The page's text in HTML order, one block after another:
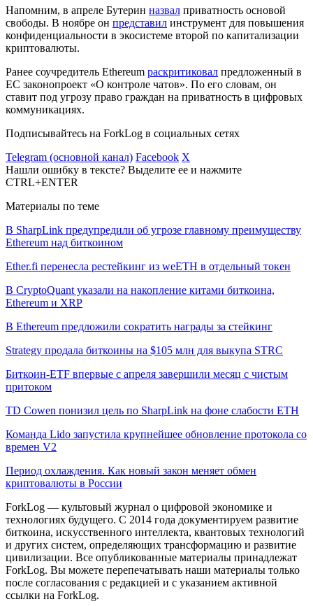
Напомним, в апреле Бутерин назвал приватность основой
свободы. В ноябре он представил инструмент для повышения
конфиденциальности в экосистеме второй по капитализации
криптовалюты.
Ранее соучредитель Ethereum раскритиковал предложенный в
ЕС законопроект «О контроле чатов». По его словам, он
ставит под угрозу право граждан на приватность в цифровых
коммуникациях.
Подписывайтесь на ForkLog в социальных сетях
Telegram (основной канал) Facebook X
Нашли ошибку в тексте? Выделите ее и нажмите
CTRL+ENTER
Материалы по теме
В SharpLink предупредили об угрозе главному преимуществу
Ethereum над биткоином
Ether.fi перенесла рестейкинг из weETH в отдельный токен
В CryptoQuant указали на накопление китами биткоина,
Ethereum и XRP
В Ethereum предложили сократить награды за стейкинг
Strategy продала биткоины на $105 млн для выкупа STRC
Биткоин-ETF впервые с апреля завершили месяц с чистым
притоком
TD Cowen понизил цель по SharpLink на фоне слабости ETH
Команда Lido запустила крупнейшее обновление протокола со
времен V2
Период охлаждения. Как новый закон меняет обмен
криптовалюты в России
ForkLog — культовый журнал о цифровой экономике и
технологиях будущего. С 2014 года документируем развитие
биткоина, искусственного интеллекта, квантовых технологий
и других систем, определяющих трансформацию и развитие
цивилизации. Все опубликованные материалы принадлежат
ForkLog. Вы можете перепечатывать наши материалы только
после согласования с редакцией и с указанием активной
ссылки на ForkLog.